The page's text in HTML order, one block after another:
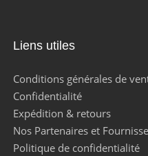
Liens utiles
Conditions générales de
Confidentialité
Expédition & retours
Nos Partenaires et
Politique de confidentialité